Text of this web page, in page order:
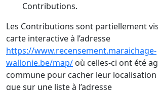
Contributions.
Les Contributions sont partiellement
carte interactive à l’adresse
https://www.recensement.maraichage-
wallonie.be/map/ où celles-ci ont été
commune pour cacher leur localisation
que sur une liste à l’adresse